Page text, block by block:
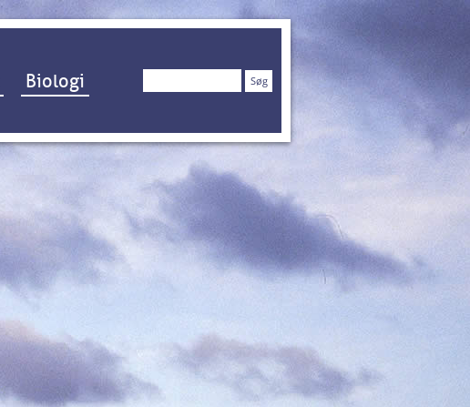
Biologi Søg